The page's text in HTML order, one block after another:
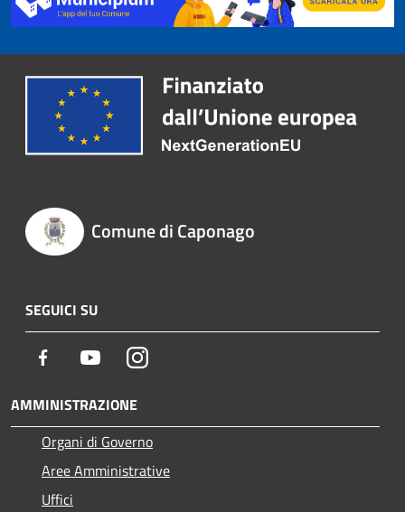
Comune di Caponago
SEGUICI SU
Facebook YoutubeInstagram
AMMINISTRAZIONE
Organi di Governo
Aree Amministrative
Uffici